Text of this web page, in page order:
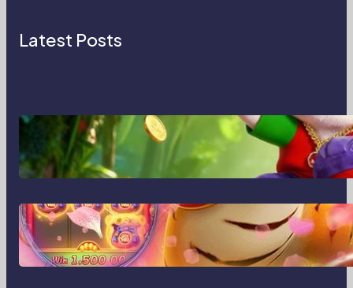
Latest Posts
MajalahPotretIndonesia:
Menghidupkan Cerita Lewat Lensa
dan Perspektif Baru di Era Digital
MajalahPotretIndonesia dan Cara
Baru Merekam Cerita dari Sudut
Kehidupan Sehari-hari